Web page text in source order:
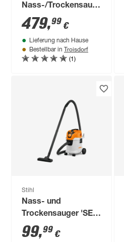
Nass-/Trockensauger
"Professional" GAS
35 L SFC+
479,99 €
Lieferung nach Hause
Bestellbar in Troisdorf
(1)
Stihl
Nass- und
Trockensauger 'SE
33' 230 V
99,99 €